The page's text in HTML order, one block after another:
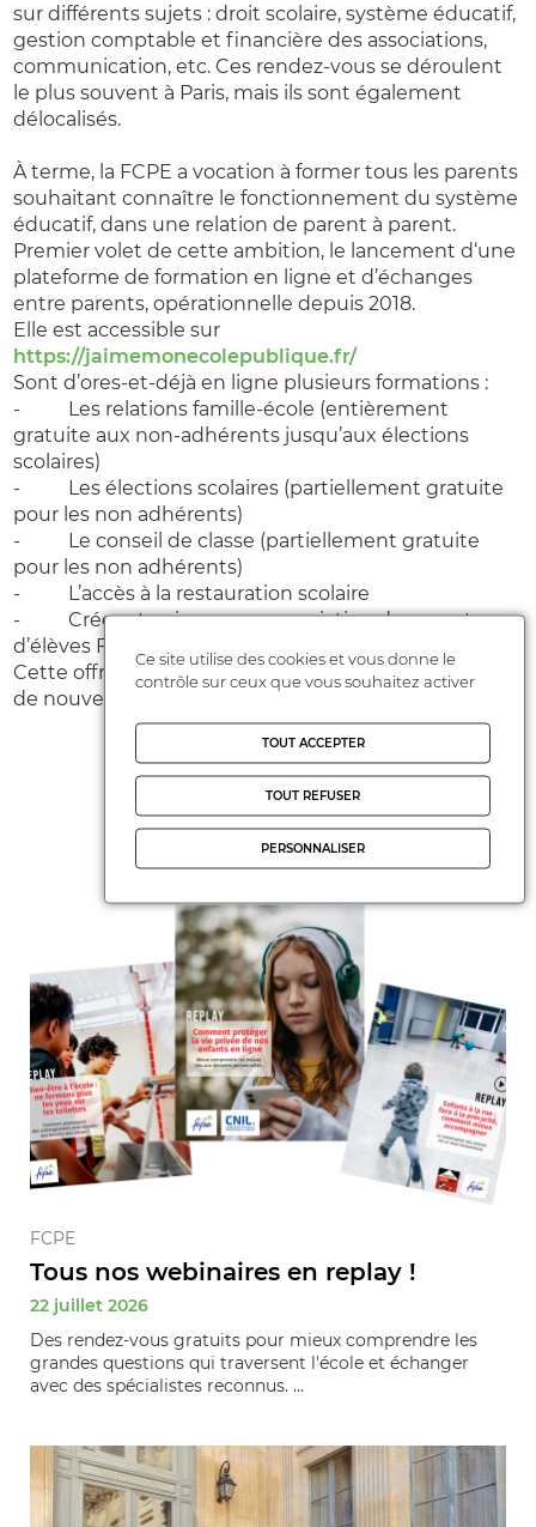
sur différents sujets : droit scolaire, système éducatif,
gestion comptable et financière des associations,
communication, etc. Ces rendez-vous se déroulent
le plus souvent à Paris, mais ils sont également
délocalisés.
À terme, la FCPE a vocation à former tous les parents
souhaitant connaître le fonctionnement du système
éducatif, dans une relation de parent à parent.
Premier volet de cette ambition, le lancement d‘une
plateforme de formation en ligne et d’échanges
entre parents, opérationnelle depuis 2018.
Elle est accessible sur
https://jaimemonecolepublique.fr/
Sont d’ores-et-déjà en ligne plusieurs formations :
- Les relations famille-école (entièrement
gratuite aux non-adhérents jusqu’aux élections
scolaires)
- Les élections scolaires (partiellement gratuite
pour les non adhérents)
- Le conseil de classe (partiellement gratuite
pour les non adhérents)
- L’accès à la restauration scolaire
- Créer et animer une association de parents
d’élèves FCPE
Cette offre de formation s’étoffe au fil des mois avec
de nouveaux modules régulièrement disponibles.
Actualités FCPE
FCPE
Tous nos webinaires en replay !
22 juillet 2026
Des rendez-vous gratuits pour mieux comprendre les
grandes questions qui traversent l'école et échanger
avec des spécialistes reconnus. ...
Ce site utilise des cookies et vous donne le
contrôle sur ceux que vous souhaitez activer
TOUT ACCEPTER
TOUT REFUSER
PERSONNALISER